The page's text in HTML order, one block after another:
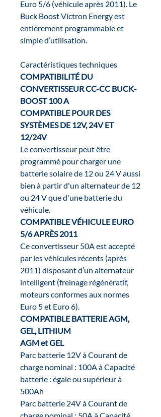
Euro 5/6 (véhicule après 2011). Le
Buck Boost Victron Energy est
entièrement programmable et
simple d’utilisation.
Caractéristiques techniques
COMPATIBILITÉ DU
CONVERTISSEUR CC-CC BUCK-
BOOST 100 A
COMPATIBLE POUR DES
SYSTÈMES DE 12V, 24V ET
12/24V
Le convertisseur peut être
programmé pour charger une
batterie solaire de 12 ou 24 V aussi
bien à partir d'un alternateur de 12
ou 24 V que d'une batterie du
véhicule.
COMPATIBLE VÉHICULE EURO
5/6 APRÈS 2011
Ce convertisseur 50A est accepté
par les véhicules récents (après
2011) disposant d’un alternateur
intelligent (freinage régénératif,
moteurs conformes aux normes
Euro 5 et Euro 6).
COMPATIBLE BATTERIE AGM,
GEL, LITHIUM
AGM et GEL
Parc batterie 12V à Courant de
charge nominal : 100A à Capacité
batterie : égale ou supérieur à
500Ah
Parc batterie 24V à Courant de